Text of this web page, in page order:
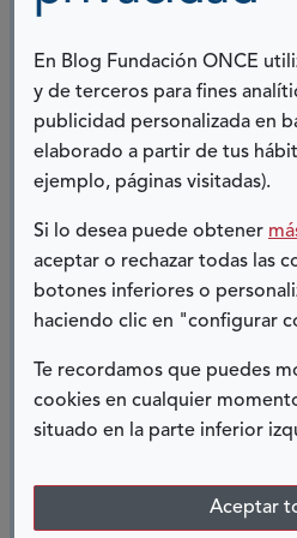
En Blog Fundación ONCE
y de terceros para fines
publicidad personalizada en
elaborado a partir de tus
ejemplo, páginas visitadas).
Si lo desea puede obtener
aceptar o rechazar todas las
botones inferiores o
haciendo clic en "configurar
Te recordamos que puedes
cookies en cualquier
situado en la parte inferior
Aceptar
aparentemente fuerte la
tenía reservada el destino.
descubrí en el pecho y que
después de una...
sobre
El
ángel
verde
SIN INVESTIGACIÓN
29 OCTUBRE, 2021
complejo desde 2015 e
neuroestimulador medular